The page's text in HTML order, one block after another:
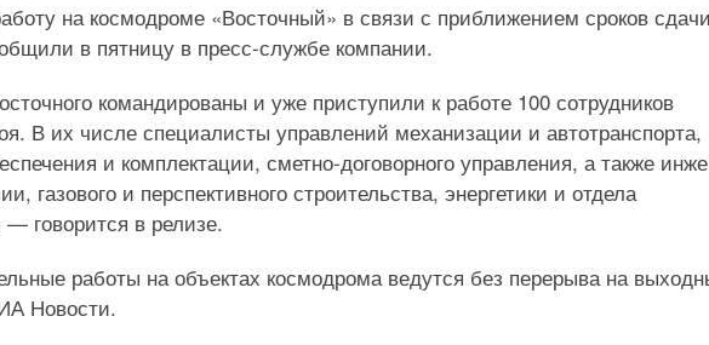
на космодроме «Восточный» в связи с приближением сроков
в пятницу в пресс-службе компании.
командированы и уже приступили к работе 100 сотрудников
В их числе специалисты управлений механизации и автотранспорта,
и комплектации, сметно-договорного управления, а также
газового и перспективного строительства, энергетики и отдела
— говорится в релизе.
работы на объектах космодрома ведутся без перерыва на
Новости.